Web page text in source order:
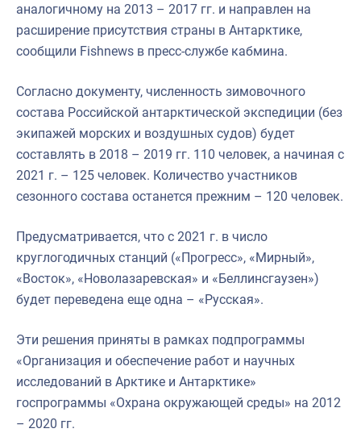
События в России и мире
аналогичному на 2013 – 2017 гг. и направлен на
расширение присутствия страны в Антарктике,
сообщили Fishnews в пресс-службе кабмина.
Согласно документу, численность зимовочного
состава Российской антарктической экспедиции (без
экипажей морских и воздушных судов) будет
составлять в 2018 – 2019 гг. 110 человек, а начиная с
2021 г. – 125 человек. Количество участников
сезонного состава останется прежним – 120 человек.
Предусматривается, что с 2021 г. в число
круглогодичных станций («Прогресс», «Мирный»,
«Восток», «Новолазаревская» и «Беллинсгаузен»)
будет переведена еще одна – «Русская».
Эти решения приняты в рамках подпрограммы
«Организация и обеспечение работ и научных
исследований в Арктике и Антарктике»
госпрограммы «Охрана окружающей среды» на 2012
– 2020 гг.